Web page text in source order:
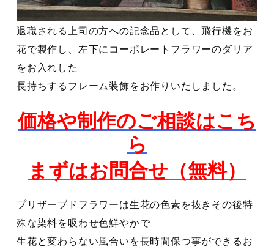
退職される上司の方への記念品として、飛行機をお
花で製作し、左下にコーポレートフラワーのダリア
をお入れした
長持ちするフレーム装飾をお作りいたしました。
価格や制作のご相談はこち
ら
まずはお問合せ（無料）
プリザーブドフラワーは生花の色素を抜きその後特
殊な染料を吸わせ色鮮やかで
生花と変わらない風合いを長時間保つ事ができるお